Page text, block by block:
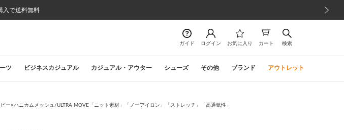
入で送料無料
ガイド ログイン お気に入り カート 検索
ツ ビジネスカジュアル カジュアル・アウター シューズ その他 ブランド アウトレット
×ハニカムメッシュ/ULTRA MOVE「ニット素材」「ノーアイロン」「ストレッチ」「高通気性」